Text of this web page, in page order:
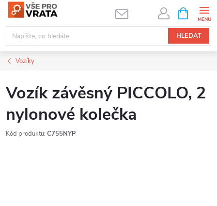
Přejít
obsah
HLEDAT
NÁKUPNÍ
KOŠÍK
Vozíky
Vozík závěsný PICCOLO, 2
nylonové kolečka
Kód produktu: C755NYP